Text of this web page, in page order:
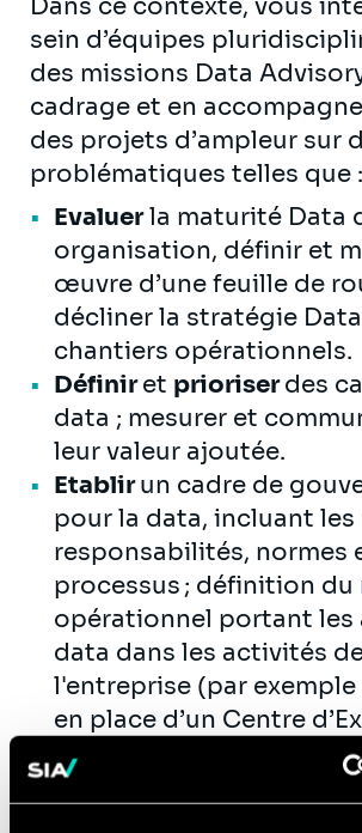
Dans ce contexte, vous
sein d’équipes
des missions Data
cadrage et en
des projets d’ampleur sur
problématiques telles que :
Evaluerla maturité Data
organisation, définir et
œuvre d’une feuille de
décliner la stratégie
chantiers opérationnels.
Définiret prioriserdes
data ; mesurer et
leur valeur ajoutée.
Etablirun cadre de
pour la data, incluant les
responsabilités, normes
processus ; définition du
opérationnel portant les
data dans les activités
l'entreprise (par exemple
en place d’un Centre
data).
Définir